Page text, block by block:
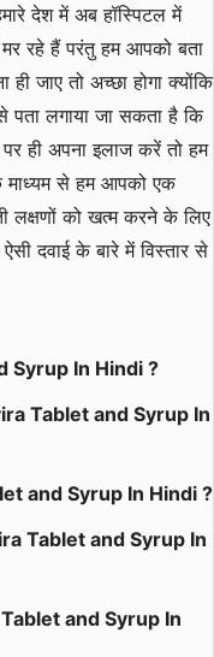
देश में अब हॉस्पिटल में
रहे हैं परंतु हम आपको बता
जाए तो अच्छा होगा क्योंकि
लगाया जा सकता है कि
ही अपना इलाज करें तो हम
से हम आपको एक
लक्षणों को खत्म करने के लिए
दवाई के बारे में विस्तार से
Syrup In Hindi ?
Tablet and Syrup In
and Syrup In Hindi ?
Tablet and Syrup In
and Syrup In